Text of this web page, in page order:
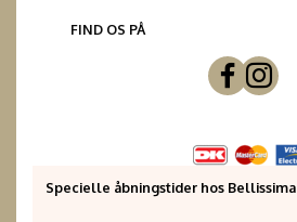
FIND OS PÅ
Specielle åbningstider hos Bellissima